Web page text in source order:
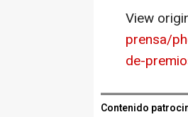
View
prensa/
de-
Contenido